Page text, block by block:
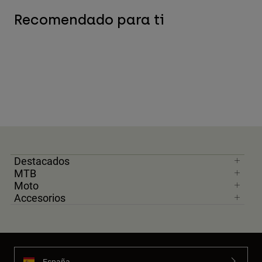
Recomendado para ti
Destacados
MTB
Moto
Accesorios